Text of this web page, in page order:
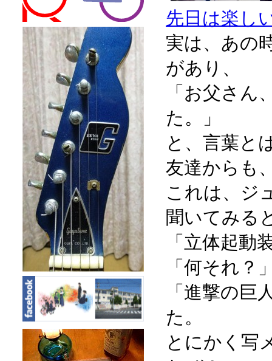
先日は楽し
実は、あの
があり、
「お父さ
た。」
と、言葉と
友達からも
これは、ジ
聞いてみる
「立体起動
「何それ？
「進撃の巨
た。
とにかく写